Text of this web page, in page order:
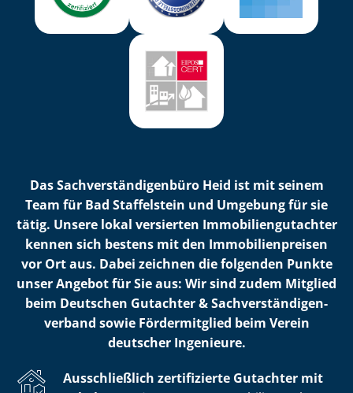
Das Sach­ver­stän­di­gen­bü­ro Heid ist mit seinem
Team für Bad Staffelstein und Umgebung für sie
tätig. Unsere lokal versierten Im­mo­bi­li­en­gut­ach­ter
kennen sich bestens mit den Im­mo­bi­li­en­prei­sen
vor Ort aus. Dabei zeichnen die folgenden Punkte
unser Angebot für Sie aus: Wir sind zudem Mitglied
beim Deutschen Gutachter & Sach­ver­stän­di­gen­
ver­band sowie Fördermitglied beim Verein
deutscher Ingenieure.
Ausschließlich zertifizierte Gutachter mit